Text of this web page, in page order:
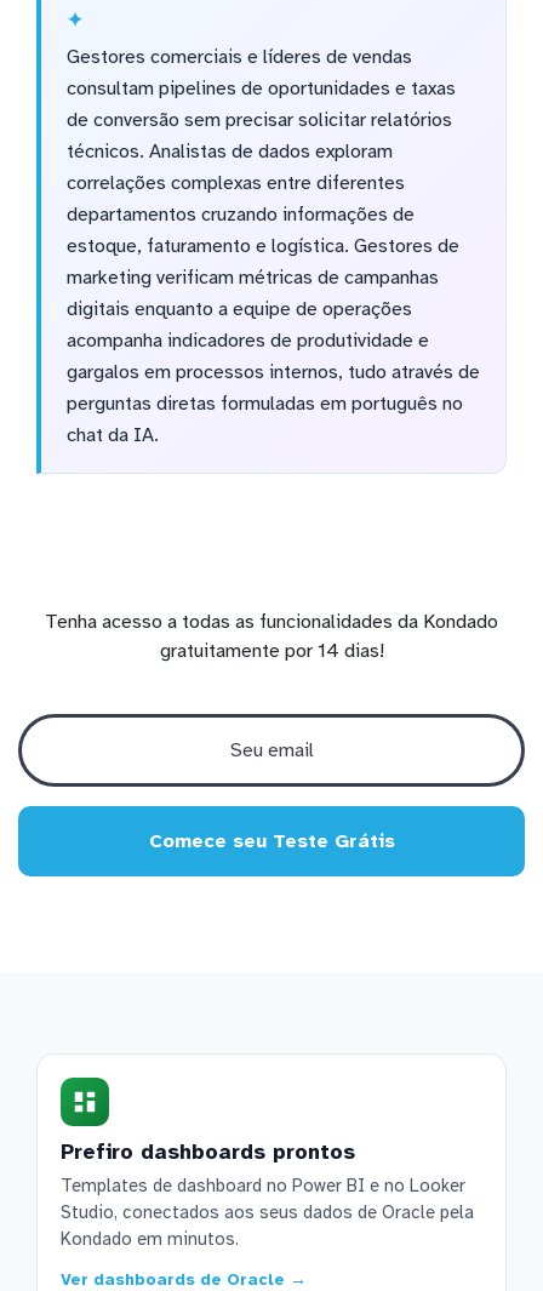
Gestores comerciais e líderes de vendas
consultam pipelines de oportunidades e taxas
de conversão sem precisar solicitar relatórios
técnicos. Analistas de dados exploram
correlações complexas entre diferentes
departamentos cruzando informações de
estoque, faturamento e logística. Gestores de
marketing verificam métricas de campanhas
digitais enquanto a equipe de operações
acompanha indicadores de produtividade e
gargalos em processos internos, tudo através de
perguntas diretas formuladas em português no
chat da IA.
Tenha acesso a todas as funcionalidades da Kondado
gratuitamente por 14 dias!
Comece seu Teste Grátis
Prefiro dashboards prontos
Templates de dashboard no Power BI e no Looker
Studio, conectados aos seus dados de Oracle pela
Kondado em minutos.
Ver dashboards de Oracle →